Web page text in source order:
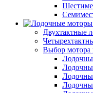
Двухтактные
Выбор мотора